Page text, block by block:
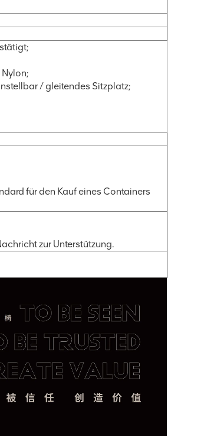
/ gleitendes Sitzplatz;
für den Kauf eines Containers
zur Unterstützung.